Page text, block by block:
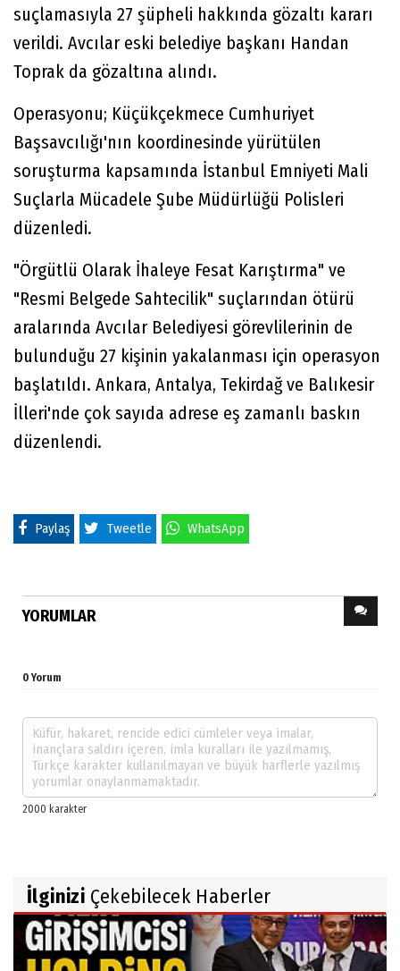
suçlamasıyla 27 şüpheli hakkında gözaltı kararı
verildi. Avcılar eski belediye başkanı Handan
Toprak da gözaltına alındı.
Operasyonu; Küçükçekmece Cumhuriyet
Başsavcılığı'nın koordinesinde yürütülen
soruşturma kapsamında İstanbul Emniyeti Mali
Suçlarla Mücadele Şube Müdürlüğü Polisleri
düzenledi.
"Örgütlü Olarak İhaleye Fesat Karıştırma" ve
"Resmi Belgede Sahtecilik" suçlarından ötürü
aralarında Avcılar Belediyesi görevlilerinin de
bulunduğu 27 kişinin yakalanması için operasyon
başlatıldı. Ankara, Antalya, Tekirdağ ve Balıkesir
İlleri'nde çok sayıda adrese eş zamanlı baskın
düzenlendi.
Paylaş Tweetle WhatsApp
YORUMLAR
0 Yorum
İlginizi Çekebilecek Haberler